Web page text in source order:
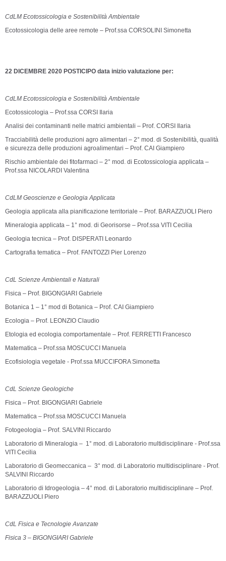
CdLM Ecotossicologia e Sostenibilità Ambientale
Ecotossicologia delle aree remote – Prof.ssa CORSOLINI Simonetta
22 DICEMBRE 2020 POSTICIPO data inizio valutazione per:
CdLM Ecotossicologia e Sostenibilità Ambientale
Ecotossicologia – Prof.ssa CORSI Ilaria
Analisi dei contaminanti nelle matrici ambientali – Prof. CORSI Ilaria
Tracciabilità delle produzioni agro alimentari – 2° mod. di Sostenibilità, qualità
e sicurezza delle produzioni agroalimentari – Prof. CAI Giampiero
Rischio ambientale dei fitofarmaci – 2° mod. di Ecotossicologia applicata –
Prof.ssa NICOLARDI Valentina
CdLM Geoscienze e Geologia Applicata
Geologia applicata alla pianificazione territoriale – Prof. BARAZZUOLI Piero
Mineralogia applicata – 1° mod. di Georisorse – Prof.ssa VITI Cecilia
Geologia tecnica – Prof. DISPERATI Leonardo
Cartografia tematica – Prof. FANTOZZI Pier Lorenzo
CdL Scienze Ambientali e Naturali
Fisica – Prof. BIGONGIARI Gabriele
Botanica 1 – 1° mod di Botanica – Prof. CAI Giampiero
Ecologia – Prof. LEONZIO Claudio
Etologia ed ecologia comportamentale – Prof. FERRETTI Francesco
Matematica – Prof.ssa MOSCUCCI Manuela
Ecofisiologia vegetale - Prof.ssa MUCCIFORA Simonetta
CdL Scienze Geologiche
Fisica – Prof. BIGONGIARI Gabriele
Matematica – Prof.ssa MOSCUCCI Manuela
Fotogeologia – Prof. SALVINI Riccardo
Laboratorio di Mineralogia – 1° mod. di Laboratorio multidisciplinare - Prof.ssa
VITI Cecilia
Laboratorio di Geomeccanica – 3° mod. di Laboratorio multidisciplinare - Prof.
SALVINI Riccardo
Laboratorio di Idrogeologia – 4° mod. di Laboratorio multidisciplinare – Prof.
BARAZZUOLI Piero
CdL Fisica e Tecnologie Avanzate
Fisica 3 – BIGONGIARI Gabriele